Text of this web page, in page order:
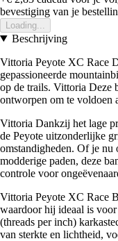
bevestiging van je
Loading...
Beschrijving
Vittoria Peyote XC Race
gepassioneerde
op de trails. Vittoria Deze
ontworpen om te voldoen
Vittoria Dankzij het lage
de Peyote uitzonderlijke
omstandigheden. Of je nu
modderige paden, deze
controle voor
Vittoria Peyote XC Race
waardoor hij ideaal is
(threads per inch)
van sterkte en lichtheid,